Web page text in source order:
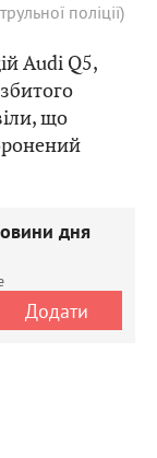
поліції)
Audi Q5,
що
дня
Додати